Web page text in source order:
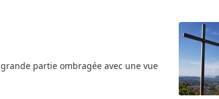
partie ombragée avec une vue